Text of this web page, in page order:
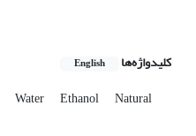
کلیدواژه‌ها English
Water Ethanol Natural